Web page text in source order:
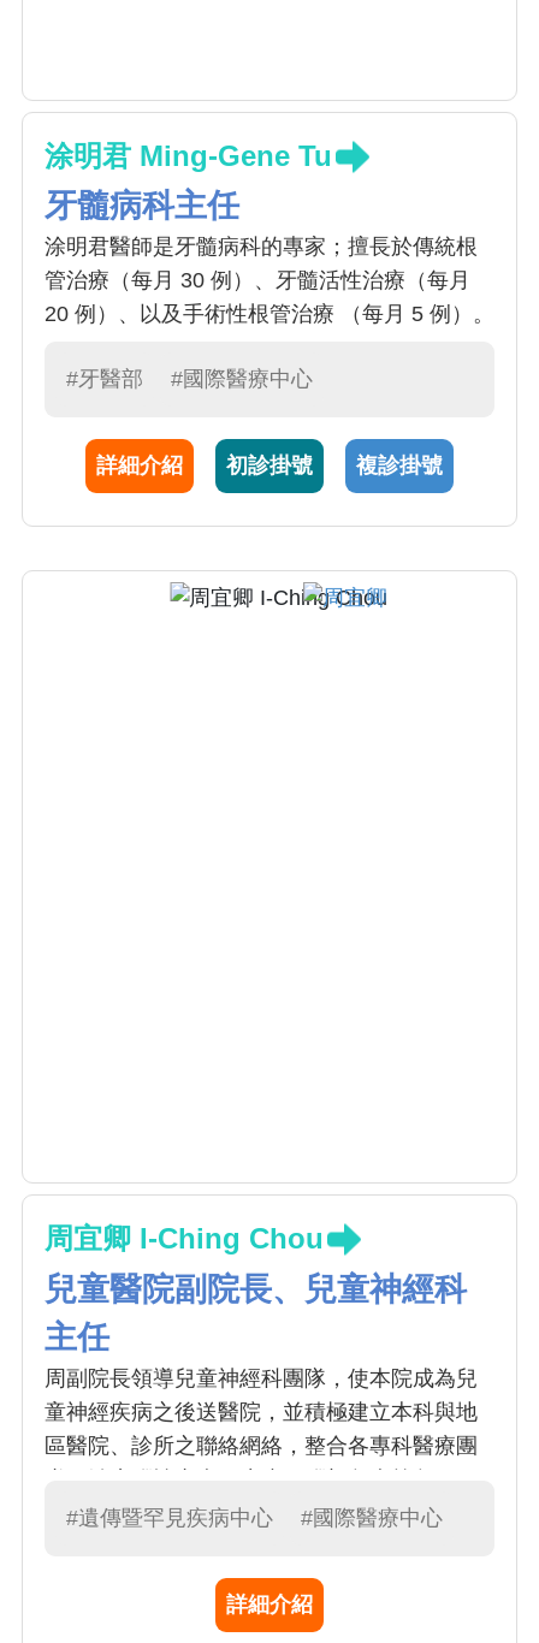
涂明君 Ming-Gene Tu
牙髓病科主任
涂明君醫師是牙髓病科的專家；擅長於傳統根
管治療（每月 30 例）、牙髓活性治療（每月
20 例）、以及手術性根管治療 （每月 5 例）。
#牙醫部 #國際醫療中心
詳細介紹 初診掛號 複診掛號
周宜卿 I-Ching Chou
兒童醫院副院長、兒童神經科
主任
周副院長領導兒童神經科團隊，使本院成為兒
童神經疾病之後送醫院，並積極建立本科與地
區醫院、診所之聯絡網絡，整合各專科醫療團
重、難症的孩子。
#遺傳暨罕見疾病中心 #國際醫療中心
詳細介紹